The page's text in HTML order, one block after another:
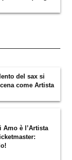
del sax si
come Artista
Amo è l’Artista